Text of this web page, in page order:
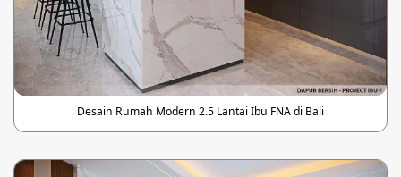
Desain Rumah Modern 2.5 Lantai Ibu FNA di Bali